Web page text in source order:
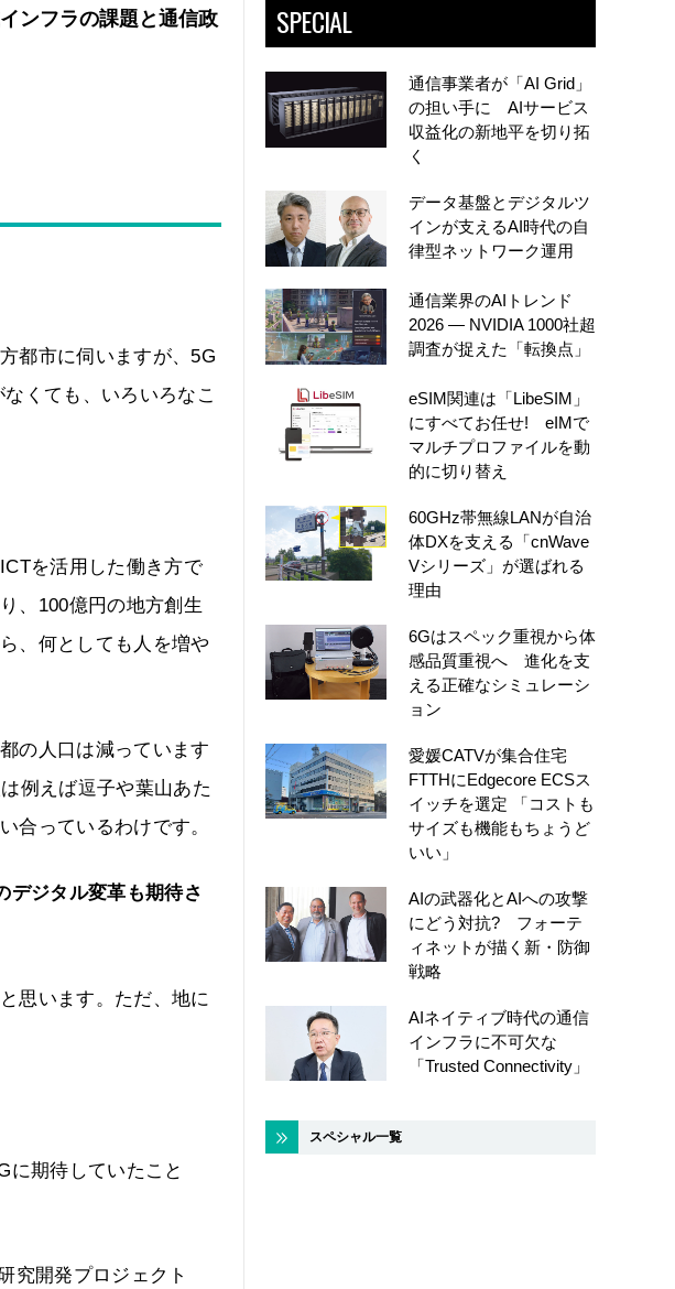
ンフラの課題と通信政
都市に伺いますが、5G
くても、いろいろなこ
を活用した働き方で
、100億円の地方創生
、何としても人を増や
の人口は減っています
例えば逗子や葉山あた
合っているわけです。
ジタル変革も期待さ
思います。ただ、地に
期待していたこと
究開発プロジェクト
SPECIAL
通信事業者が「AI Grid」
の担い手に AIサービス
収益化の新地平を切り拓
く
データ基盤とデジタルツ
インが支えるAI時代の自
律型ネットワーク運用
通信業界のAIトレンド
2026 ― NVIDIA 1000社超
調査が捉えた「転換点」
eSIM関連は「LibeSIM」
にすべてお任せ! eIMで
マルチプロファイルを動
的に切り替え
60GHz帯無線LANが自治
体DXを支える「cnWave
Vシリーズ」が選ばれる
理由
6Gはスペック重視から体
感品質重視へ 進化を支
える正確なシミュレーシ
ョン
愛媛CATVが集合住宅
FTTHにEdgecore ECSス
イッチを選定 「コストも
サイズも機能もちょうど
いい」
AIの武器化とAIへの攻撃
にどう対抗? フォーテ
ィネットが描く新・防御
戦略
AIネイティブ時代の通信
インフラに不可欠な
「Trusted Connectivity」
スペシャル一覧